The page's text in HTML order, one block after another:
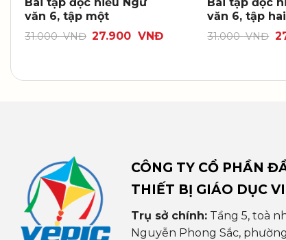
văn 6, tập một
31.000VNĐ 27.900 VNĐ
văn 6, tập hai
31.000VNĐ
CÔNG TY CỔ PHẦN
THIẾT BỊ GIÁO DỤC
Trụ sở chính:Tầng 5, toà
Nguyễn Phong Sắc, phường